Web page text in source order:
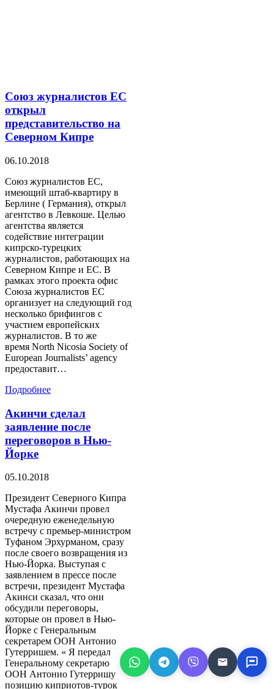
Союз журналистов ЕС
открыл
представительство на
Северном Кипре
06.10.2018
Союз журналистов ЕС,
имеющий штаб-квартиру в
Берлине ( Германия), открыл
агентство в Левкоше. Целью
агентства является
содействие интеграции
кипрско-турецких
журналистов, работающих на
Северном Кипре и ЕС. В
рамках этого проекта офис
Союза журналистов ЕС
организует на следующий год
несколько брифингов с
участием европейских
журналистов. В то же
время North Nicosia Society of
European Journalists’ agency
предоставит…
Подробнее
Акинчи сделал
заявление после
переговоров в Нью-
Йорке
05.10.2018
Президент Северного Кипра
Мустафа Акинчи провел
очередную еженедельную
встречу с премьер-министром
Туфаном Эрхурманом, сразу
после своего возвращения из
Нью-Йорка. Выступая с
заявлением в прессе после
встречи, президент Мустафа
Акинси сказал, что они
обсудили переговоры,
которые он провел в Нью-
Йорке с Генеральным
секретарем ООН Антонио
Гутерришем. « Я передал
Генеральному секретарю
ООН Антонио Гутерришу
позицию киприотов-турок